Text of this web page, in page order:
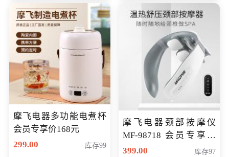
摩飞电器多功能电煮杯
会员专享价168元
299.00
库存99
摩飞电器颈部按摩仪
MF-98718 会员专享价
299元
399.00 库存97